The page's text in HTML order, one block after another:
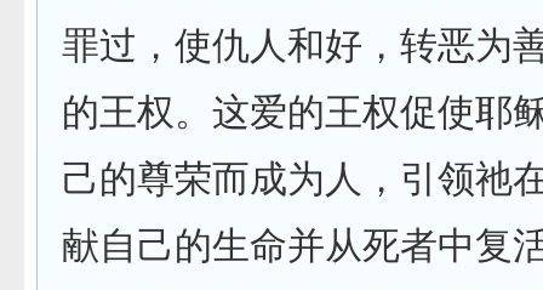
罪过，使仇人和好，转恶为
的王权。这爱的王权促使耶
己的尊荣而成为人，引领祂
献自己的生命并从死者中复